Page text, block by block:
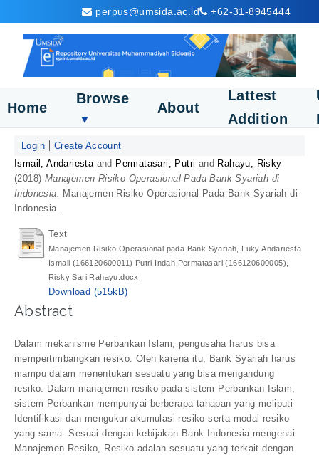
perpus@umsida.ac.id +62-31-8945444
Home
Browse
▼
About
Lattest
Addition
Login
Create Account
Ismail, Andariestaand Permatasari, Putri and Rahayu, Risky
(2018) Manajemen Risiko Operasional Pada Bank Syariah di
Indonesia. Manajemen Risiko Operasional Pada Bank Syariah di
Indonesia.
Text
Manajemen Risiko Operasional pada Bank Syariah, Luky Andariesta
Ismail (166120600011) Putri Indah Permatasari (166120600005),
Risky Sari Rahayu.docx
Download (515kB)
Abstract
Dalam mekanisme Perbankan Islam, pengusaha harus bisa
mempertimbangkan resiko. Oleh karena itu, Bank Syariah harus
mampu dalam menentukan sesuatu yang bisa mengandung
resiko. Dalam manajemen resiko pada sistem Perbankan Islam,
sistem Perbankan mempunyai berberapa tahapan yang meliputi
Identifikasi dan mengukur akumulasi resiko serta modal resiko
yang sama. Sesuai dengan kebijakan Bank Indonesia mengenai
Manajemen Resiko, Resiko adalah sesuatu yang terkait dengan